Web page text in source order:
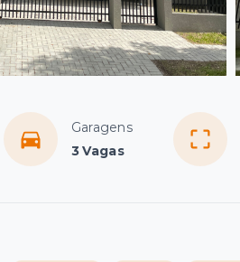
Garagens
3 Vagas